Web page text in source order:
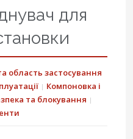
для
область застосування
Компоновка і
та блокування